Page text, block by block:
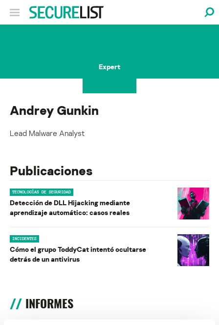
Expert
Andrey Gunkin
Lead Malware Analyst
Publicaciones
TECNOLOGÍAS DE SEGURIDAD
Detección de DLL Hijacking mediante
aprendizaje automático: casos reales
INCIDENTES
Cómo el grupo ToddyCat intentó ocultarse
detrás de un antivirus
INFORMES